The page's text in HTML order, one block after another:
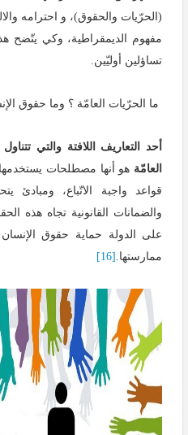
(الحرّيات والحقوق)، و احترامه
مفهوم الديمقراطية، وكي يتّضح
تساؤلين أوليّين.
ما الحرّيات العامّة ؟ وما حقوق
أحد التعاريف اللافتة والتي
العامّة هو أنها مصطلحات يستخدمها
قواعد واجبة الاتّباع، ومبادئ
والضمانات القانونية تجاه هذه
على الدولة حماية حقوق الإنسان
ممارستها. [16]